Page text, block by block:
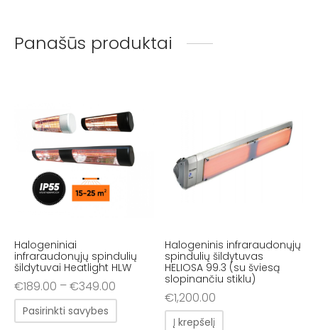
Panašūs produktai
Halogeniniai
infraraudonųjų spindulių
šildytuvai Heatlight HLW
€189.00 –€349.00
Pasirinkti savybes
Halogeninis infraraudonųjų
spindulių šildytuvas
HELIOSA 99.3 (su šviesą
slopinančiu stiklu)
€1,200.00
Į krepšelį